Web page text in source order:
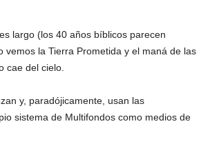
largo (los 40 años bíblicos parecen
vemos la Tierra Prometida y el maná de las
cae del cielo.
y, paradójicamente, usan las
sistema de Multifondos como medios de